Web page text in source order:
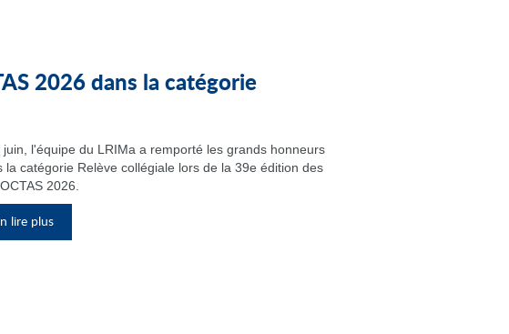
2026 dans la catégorie
juin, l'équipe du LRIMa a remporté les grands honneurs
la catégorie Relève collégiale lors de la 39e édition des
2026.
lire plus